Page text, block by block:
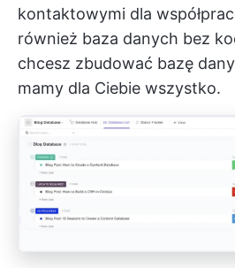
kontaktowymi dla
również baza danych bez
chcesz zbudować bazę
mamy dla Ciebie wszystko.